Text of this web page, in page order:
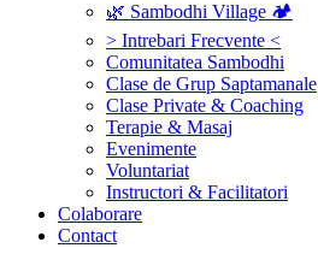
🌿 Sambodhi Village 🏕️
> Intrebari Frecvente <
Comunitatea Sambodhi
Clase de Grup Saptamanale
Clase Private & Coaching
Terapie & Masaj
‎Evenimente
Voluntariat
‏‏‎Instructori & Facilitatori
Colaborare
Contact